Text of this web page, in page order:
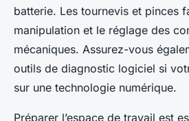
batterie. Les tournevis et pinces
manipulation et le réglage des
mécaniques. Assurez-vous
outils de diagnostic logiciel si
sur une technologie numérique.
Préparer l’espace de travail est